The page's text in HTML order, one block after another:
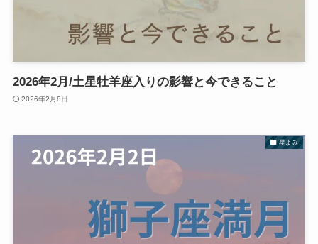
2026年2月/土星牡羊座入りの影響と今できること
2026年2月8日
星よみ